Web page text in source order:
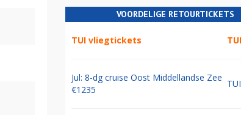
VOORDELIGE RETOURTICKETS
TUI vliegtickets TUI
Jul: 8-dg cruise Oost Middellandse Zee
€1235
TUI